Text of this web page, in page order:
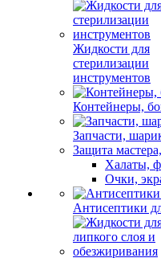
Жидкости для
стерилизации
инструментов
Контейнеры,
Запчасти,
Защита
Халаты,
Очки,
Антисептики